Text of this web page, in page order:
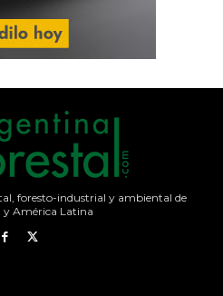
foresto-industrial y ambiental de
América Latina